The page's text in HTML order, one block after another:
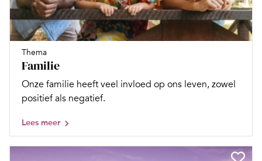
Thema
Familie
Onze familie heeft veel invloed op ons leven, zowel
positief als negatief.
Lees meer